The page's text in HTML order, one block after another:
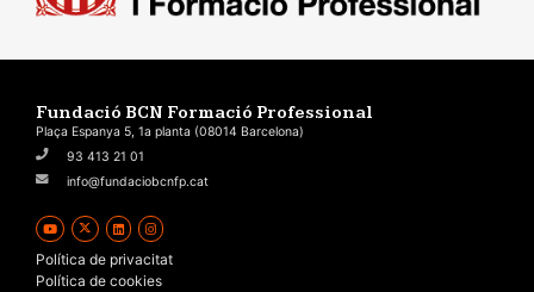
Fundació BCN Formació Professional
Plaça Espanya 5, 1a planta (08014 Barcelona)
93 413 21 01
info@fundaciobcnfp.cat
Política de privacitat
Política de cookies